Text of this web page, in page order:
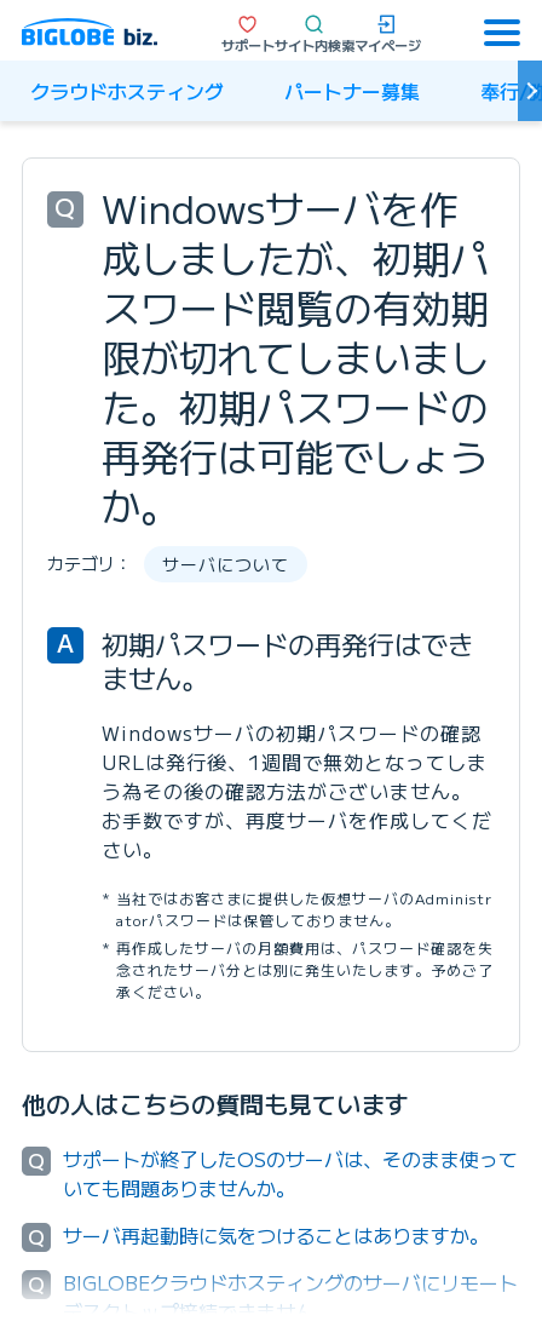
サポートサイト内検索マイページ
クラウドホスティング パートナー募集 奉行/
Q
Windowsサーバを作
成しましたが、初期パ
スワード閲覧の有効期
限が切れてしまいまし
た。初期パスワードの
再発行は可能でしょう
か。
カテゴリ： サーバについて
A
初期パスワードの再発行はでき
ません。
Windowsサーバの初期パスワードの確認
URLは発行後、1週間で無効となってしま
う為その後の確認方法がございません。
お手数ですが、再度サーバを作成してくだ
さい。
当社ではお客さまに提供した仮想サーバのAdministr
atorパスワードは保管しておりません。
再作成したサーバの月額費用は、パスワード確認を失
念されたサーバ分とは別に発生いたします。予めご了
承ください。
他の人はこちらの質問も見ています
Q
サポートが終了したOSのサーバは、そのまま使って
いても問題ありませんか。
Q
サーバ再起動時に気をつけることはありますか。
Q
BIGLOBEクラウドホスティングのサーバにリモート
デスクトップ接続できません。